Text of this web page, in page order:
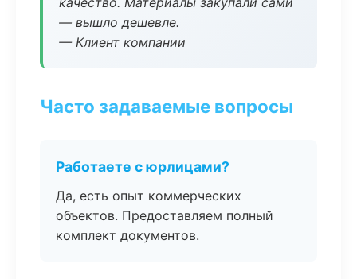
— вышло дешевле.
— Клиент компании
Часто задаваемые вопросы
Работаете с юрлицами?
Да, есть опыт коммерческих
объектов. Предоставляем полный
комплект документов.